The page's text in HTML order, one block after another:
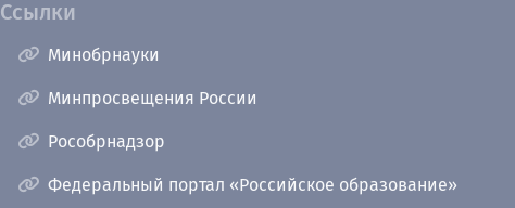
Ссылки
Минобрнауки
Минпросвещения России
Рособрнадзор
Федеральный портал «Российское образование»